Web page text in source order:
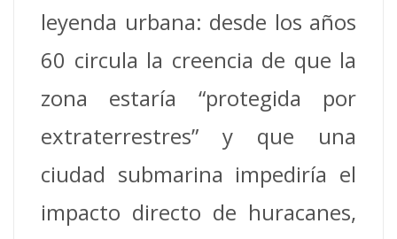
leyenda urbana: desde los años
60 circula la creencia de que la
zona estaría “protegida por
extraterrestres” y que una
ciudad submarina impediría el
impacto directo de huracanes,